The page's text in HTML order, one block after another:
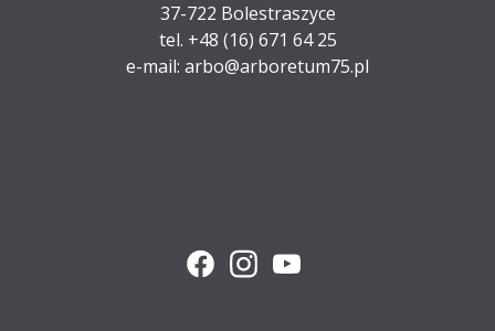
37-722 Bolestraszyce
tel. +48 (16) 671 64 25
e-mail: arbo@arboretum75.pl